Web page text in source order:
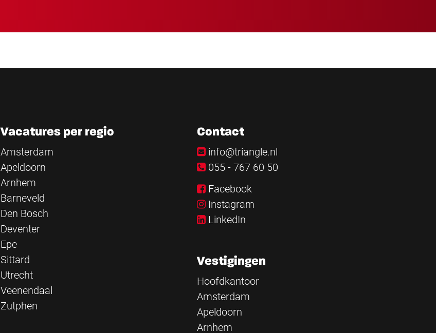
Vacatures per regio
Amsterdam
Apeldoorn
Arnhem
Barneveld
Den Bosch
Deventer
Epe
Sittard
Utrecht
Veenendaal
Zutphen
Contact
info@triangle.nl
055 - 767 60 50
Facebook
Instagram
LinkedIn
Vestigingen
Hoofdkantoor
Amsterdam
Apeldoorn
Arnhem